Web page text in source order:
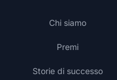
Chi siamo
Premi
Storie di successo